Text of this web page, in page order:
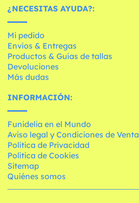
¿NECESITAS AYUDA?:
Mi pedido
Envíos & Entregas
Productos & Guías de tallas
Devoluciones
Más dudas
INFORMACIÓN:
Funidelia en el Mundo
Aviso legal y Condiciones de Venta
Política de Privacidad
Política de Cookies
Sitemap
Quiénes somos